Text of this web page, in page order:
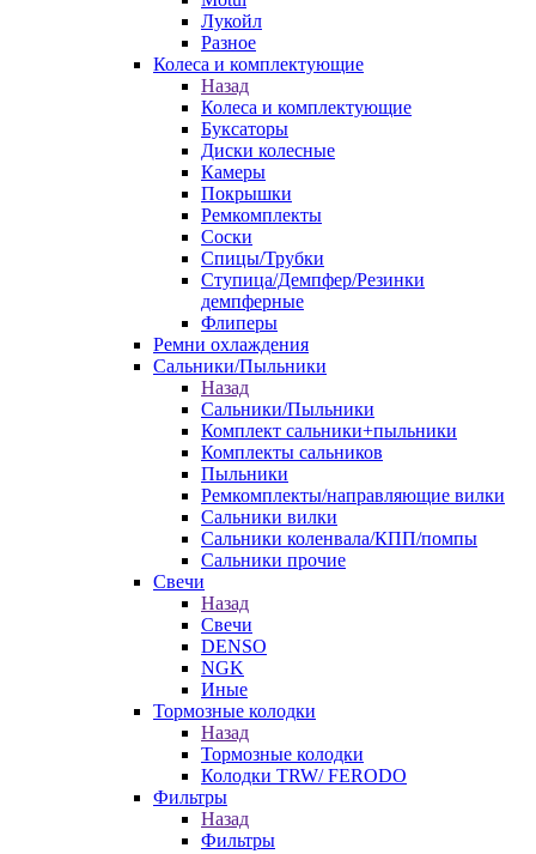
Лукойл
Разное
Колеса и комплектующие
Назад
Колеса и комплектующие
Буксаторы
Диски колесные
Камеры
Покрышки
Ремкомплекты
Соски
Спицы/Трубки
Ступица/Демпфер/Резинки
демпферные
Флиперы
Ремни охлаждения
Сальники/Пыльники
Назад
Сальники/Пыльники
Комплект сальники+пыльники
Комплекты сальников
Пыльники
Ремкомплекты/направляющие вилки
Сальники вилки
Сальники коленвала/КПП/помпы
Сальники прочие
Свечи
Назад
Свечи
DENSO
NGK
Иные
Тормозные колодки
Назад
Тормозные колодки
Колодки TRW/ FERODO
Фильтры
Назад
Фильтры